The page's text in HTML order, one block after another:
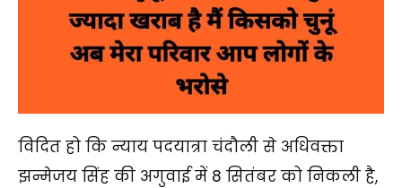
विदित हो कि न्याय पदयात्रा चंदौली से अधिवक्ता
झन्मेजय सिंह की अगुवाई में 8 सितंबर को निकली है,